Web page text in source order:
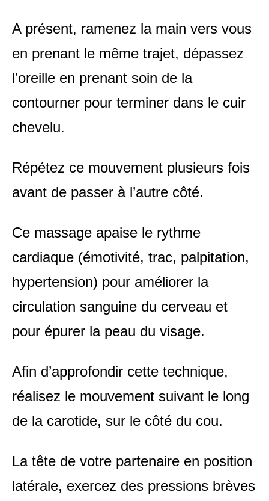
A présent, ramenez la main vers vous
en prenant le même trajet, dépassez
l’oreille en prenant soin de la
contourner pour terminer dans le cuir
chevelu.
Répétez ce mouvement plusieurs fois
avant de passer à l’autre côté.
Ce massage apaise le rythme
cardiaque (émotivité, trac, palpitation,
hypertension) pour améliorer la
circulation sanguine du cerveau et
pour épurer la peau du visage.
Afin d’approfondir cette technique,
réalisez le mouvement suivant le long
de la carotide, sur le côté du cou.
La tête de votre partenaire en position
latérale, exercez des pressions brèves